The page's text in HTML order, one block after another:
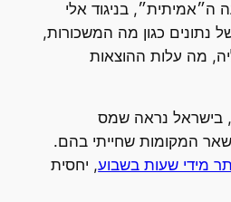
בניגוד אלי
נתונים כגון מה המשכורות,
מה עלות ההוצאות
נראה שמס
המקומות שחייתי בהם.
מידי שעות בשבוע, יחסית